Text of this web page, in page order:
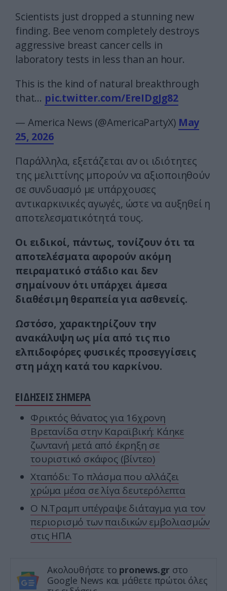
Scientists just dropped a stunning new
finding. Bee venom completely destroys
aggressive breast cancer cells in
laboratory tests in less than an hour.
This is the kind of natural breakthrough
that… pic.twitter.com/EreIDgJg82
— America News (@AmericaPartyX) May
25, 2026
Παράλληλα, εξετάζεται αν οι ιδιότητες
της μελιττίνης μπορούν να αξιοποιηθούν
σε συνδυασμό με υπάρχουσες
αντικαρκινικές αγωγές, ώστε να αυξηθεί η
αποτελεσματικότητά τους.
Οι ειδικοί, πάντως, τονίζουν ότι τα
αποτελέσματα αφορούν ακόμη
πειραματικό στάδιο και δεν
σημαίνουν ότι υπάρχει άμεσα
διαθέσιμη θεραπεία για ασθενείς.
Ωστόσο, χαρακτηρίζουν την
ανακάλυψη ως μία από τις πιο
ελπιδοφόρες φυσικές προσεγγίσεις
στη μάχη κατά του καρκίνου.
ΕΙΔΗΣΕΙΣ ΣΗΜΕΡΑ
Φρικτός θάνατος για 16χρονη
Βρετανίδα στην Καραϊβική: Κάηκε
ζωντανή μετά από έκρηξη σε
τουριστικό σκάφος (βίντεο)
Χταπόδι: Το πλάσμα που αλλάζει
χρώμα μέσα σε λίγα δευτερόλεπτα
Ο Ν.Τραμπ υπέγραψε διάταγμα για τον
περιορισμό των παιδικών εμβολιασμών
στις ΗΠΑ
Ακολουθήστε το pronews.gr στο
Google News και μάθετε πρώτοι όλες